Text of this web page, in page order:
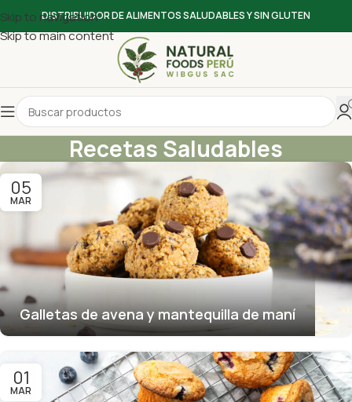
Skip to navigation
Skip to main content
DISTRIBUIDOR DE ALIMENTOS SALUDABLES Y SIN GLUTEN
Recetas Saludables
05
MAR
Galletas de avena y mantequilla de maní
01
MAR